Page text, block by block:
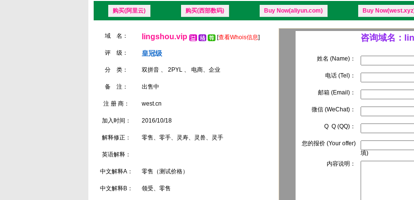
购买(阿里云) 购买(西部数码) Buy Now(aliyun.com) Buy
域 名： lingshou.vip [查看Whois信息]
评 级： 皇冠级
分 类： 双拼音 、 2PYL 、 电商、企业
备 注： 出售中
注 册 商： west.cn
加入时间： 2016/10/18
解释修正： 零售、零手、灵寿、灵兽、灵手
英语解释：
中文解释A： 零售（测试价格）
中文解释B： 领受、零售
咨询域名：
姓名 (Name)：
电话 (Tel)：
邮箱 (Email)：
微信 (WeChat)：
Q Q (QQ)：
您的报价 (Your offer)
填)
内容说明：